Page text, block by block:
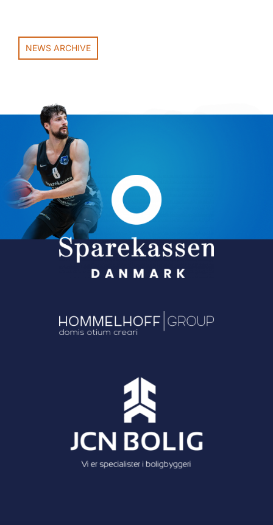
NEWS ARCHIVE